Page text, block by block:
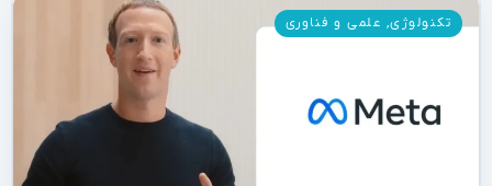
تکنولوژی, علمی و فناوری